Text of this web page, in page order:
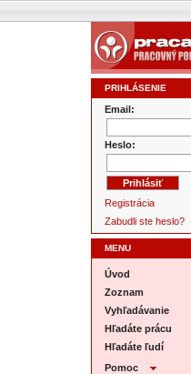
PRIHLÁSENIE
Email:
Heslo:
Registrácia
Zabudli ste heslo?
MENU
Úvod
Zoznam
Vyhľadávanie
Hľadáte prácu
Hľadáte ľudí
Pomoc